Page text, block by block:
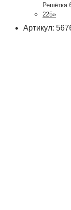
Решётка
225»
Артикул: